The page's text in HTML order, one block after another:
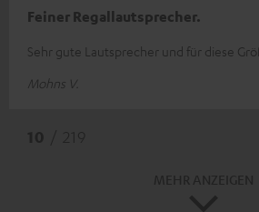
Feiner Regallautsprecher.
Sehr gute Lautsprecher und für diese
Mohns V.